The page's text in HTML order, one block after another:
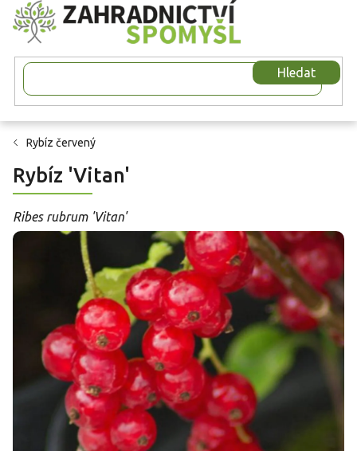
Přejít
na
obsah
Hledat
Rybíz červený
Rybíz 'Vitan'
Ribes rubrum 'Vitan'